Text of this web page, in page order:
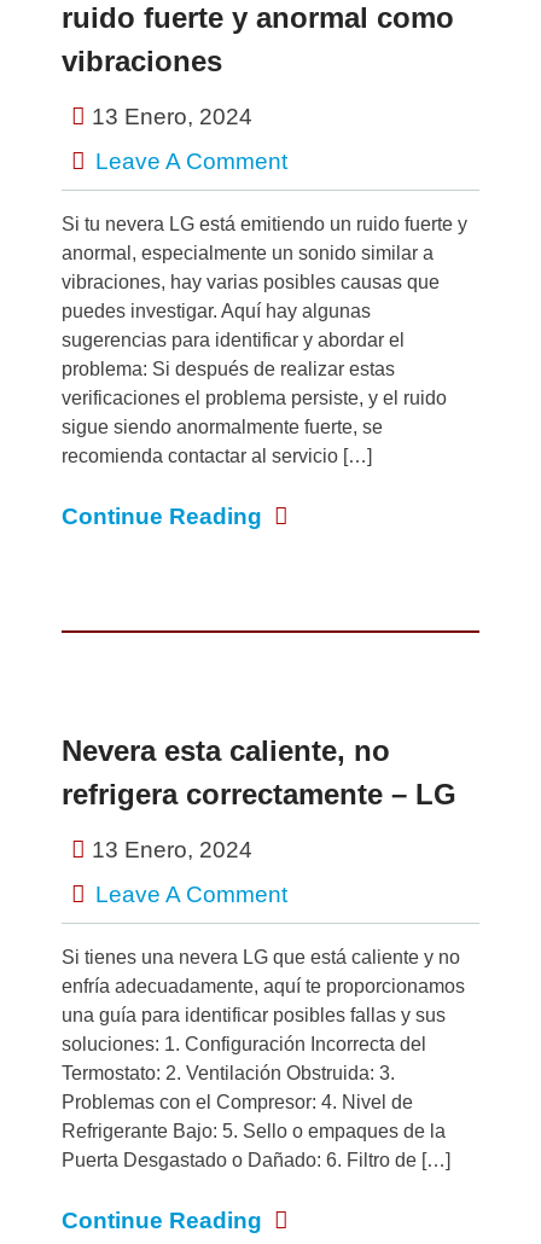
ruido fuerte y anormal como
vibraciones
13 Enero, 2024
Leave A Comment
Si tu nevera LG está emitiendo un ruido fuerte y
anormal, especialmente un sonido similar a
vibraciones, hay varias posibles causas que
puedes investigar. Aquí hay algunas
sugerencias para identificar y abordar el
problema: Si después de realizar estas
verificaciones el problema persiste, y el ruido
sigue siendo anormalmente fuerte, se
recomienda contactar al servicio […]
Continue Reading
Nevera esta caliente, no
refrigera correctamente – LG
13 Enero, 2024
Leave A Comment
Si tienes una nevera LG que está caliente y no
enfría adecuadamente, aquí te proporcionamos
una guía para identificar posibles fallas y sus
soluciones: 1. Configuración Incorrecta del
Termostato: 2. Ventilación Obstruida: 3.
Problemas con el Compresor: 4. Nivel de
Refrigerante Bajo: 5. Sello o empaques de la
Puerta Desgastado o Dañado: 6. Filtro de […]
Continue Reading